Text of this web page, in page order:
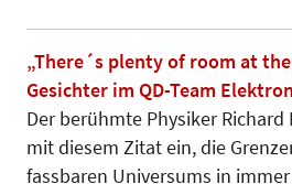
„There´s plenty of room at
Gesichter im QD-Team
Der berühmte Physiker
mit diesem Zitat ein, die
fassbaren Universums in